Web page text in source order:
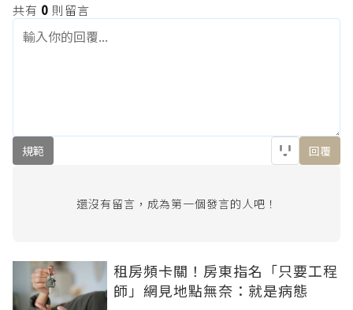
共有 0 則留言
規範 回覆
還沒有留言，成為第一個發言的人吧！
租房頻卡關！房東指名「只要工程
師」網見地點無奈：就是病態